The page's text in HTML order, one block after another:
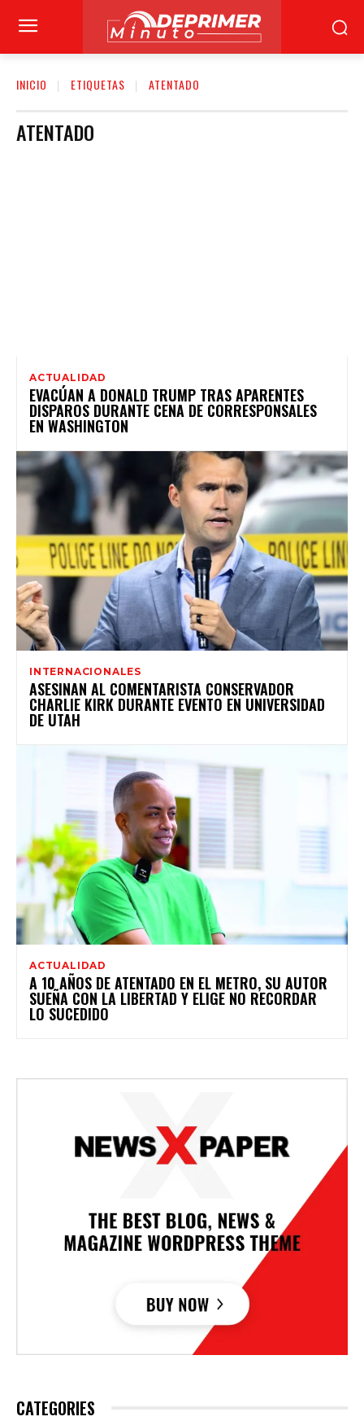
INICIO ETIQUETAS ATENTADO
ATENTADO
ACTUALIDAD
EVACÚAN A DONALD TRUMP TRAS APARENTES
DISPAROS DURANTE CENA DE CORRESPONSALES
EN WASHINGTON
INTERNACIONALES
ASESINAN AL COMENTARISTA CONSERVADOR
CHARLIE KIRK DURANTE EVENTO EN UNIVERSIDAD
DE UTAH
ACTUALIDAD
A 10 AÑOS DE ATENTADO EN EL METRO, SU AUTOR
SUEÑA CON LA LIBERTAD Y ELIGE NO RECORDAR
LO SUCEDIDO
CATEGORIES